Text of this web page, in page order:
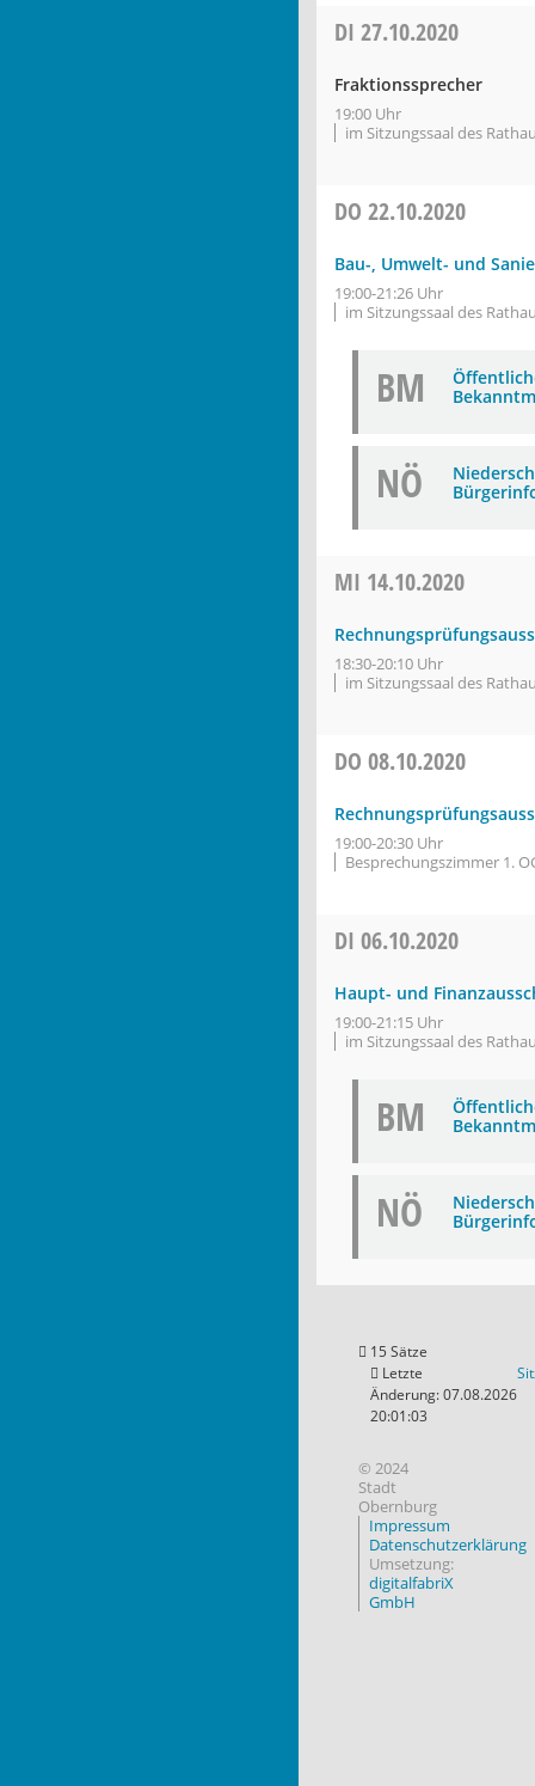
DI 27.10.2020
Fraktionssprecher
19:00 Uhr
im Sitzungssaal des
DO 22.10.2020
Bau-, Umwelt- und
19:00-21:26 Uhr
im Sitzungssaal des
BM
NÖ
MI 14.10.2020
18:30-20:10 Uhr
im Sitzungssaal des
DO 08.10.2020
19:00-20:30 Uhr
Besprechungszimmer 1.
DI 06.10.2020
Haupt- und
19:00-21:15 Uhr
im Sitzungssaal des
BM
NÖ
15 Sätze
Letzte
Änderung: 07.08.2026
20:01:03
© 2024
Stadt
Obernburg
Impressum
Datenschutzerklärung
Umsetzung:
digitalfabriX
GmbH